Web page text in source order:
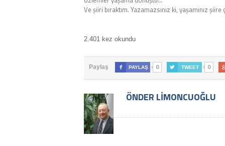
Ve şiiri bıraktım. Yazamazsınız ki, yaşamınız şiire
2.401 kez okundu
Paylaş  PAYLAŞ 0  TWEET 0
ÖNDER LIMONCUOĞLU